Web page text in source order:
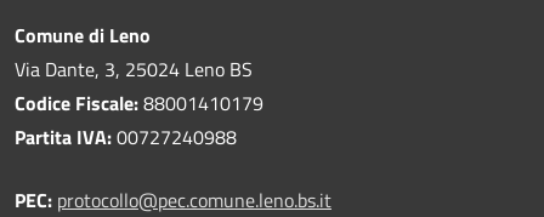
Comune di Leno
Via Dante, 3, 25024 Leno BS
Codice Fiscale:88001410179
Partita IVA:00727240988
PEC: protocollo@pec.comune.leno.bs.it